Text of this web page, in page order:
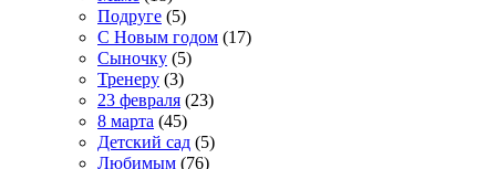
Подруге (5)
С Новым годом (17)
Сыночку (5)
Тренеру (3)
23 февраля (23)
8 марта (45)
Детский сад (5)
Любимым (76)